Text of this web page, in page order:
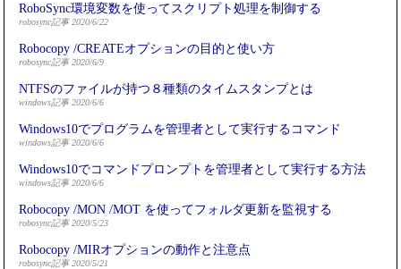
RoboSync環境変数を使ってスクリプト処理を制御する
robosync記事 2020/6/22
Robocopy /CREATEオプションの目的と使い方
robosync記事 2020/6/9
NTFSのファイルが持つ８種類のタイムスタンプとは
windows記事 2020/6/6
Windows10でプログラムを管理者として実行するコマンド
windows記事 2020/6/6
Windows10でコマンドプロンプトを管理者として実行する方法
windows記事 2020/6/6
Robocopy /MON /MOT を使ってフォルダ更新を監視する
robosync記事 2020/5/23
Robocopy /MIRオプションの動作と注意点
robosync記事 2020/5/21